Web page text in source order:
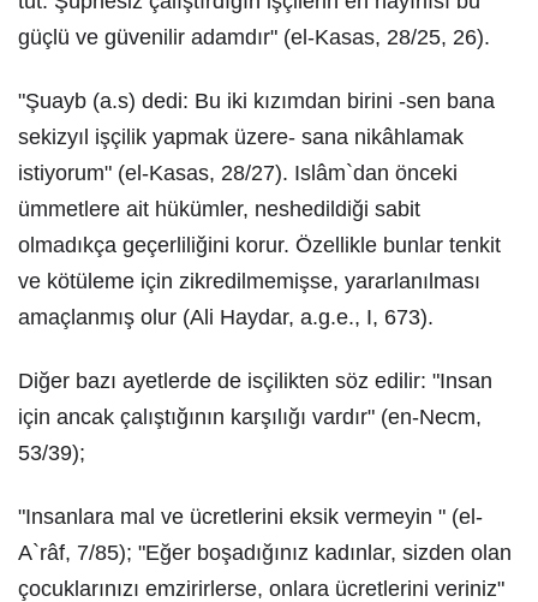
güçlü ve güvenilir adamdır" (el-Kasas, 28/25, 26).
"Şuayb (a.s) dedi: Bu iki kızımdan birini -sen bana
sekizyıl işçilik yapmak üzere- sana nikâhlamak
istiyorum" (el-Kasas, 28/27). Islâm`dan önceki
ümmetlere ait hükümler, neshedildiği sabit
olmadıkça geçerliliğini korur. Özellikle bunlar tenkit
ve kötüleme için zikredilmemişse, yararlanılması
amaçlanmış olur (Ali Haydar, a.g.e., I, 673).
Diğer bazı ayetlerde de isçilikten söz edilir: "Insan
için ancak çalıştığının karşılığı vardır" (en-Necm,
53/39);
"Insanlara mal ve ücretlerini eksik vermeyin " (el-
A`râf, 7/85); "Eğer boşadığınız kadınlar, sizden olan
çocuklarınızı emzirirlerse, onlara ücretlerini veriniz"